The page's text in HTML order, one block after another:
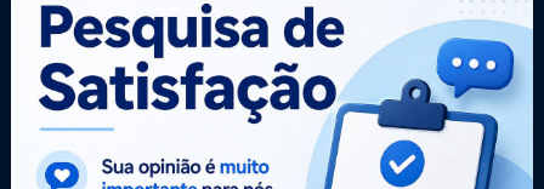
Portal da
Transparência
Central de Dúvidas
Transferências
Dados Abertos
Carta de
Serviços
Administração
Ouvidoria e
Informação
E-sic
Como
solicitar
Consulte sua
Solicitação
Decretos